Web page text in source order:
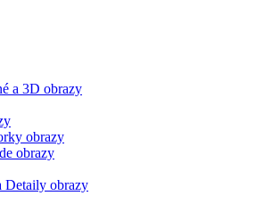
a 3D obrazy
obrazy
obrazy
Detaily obrazy